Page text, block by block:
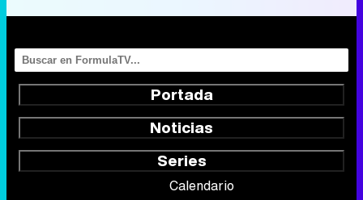
Portada
Noticias
Series
Calendario